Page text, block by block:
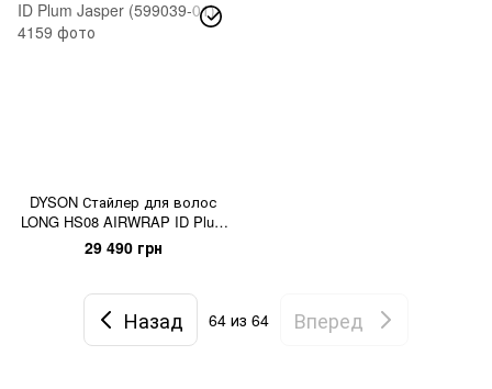
DYSON Стайлер для волос
LONG HS08 AIRWRAP ID Plum
Jаsper (599039-01)
29 490 грн
Назад 64 из 64 Вперед